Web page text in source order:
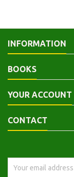
INFORMATION
BOOKS
YOUR ACCOUNT
CONTACT